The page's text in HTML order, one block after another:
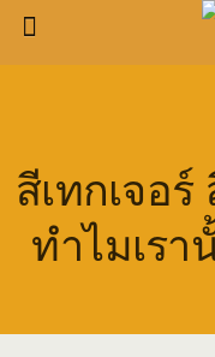
สีเทกเจอ
ทำไมเร